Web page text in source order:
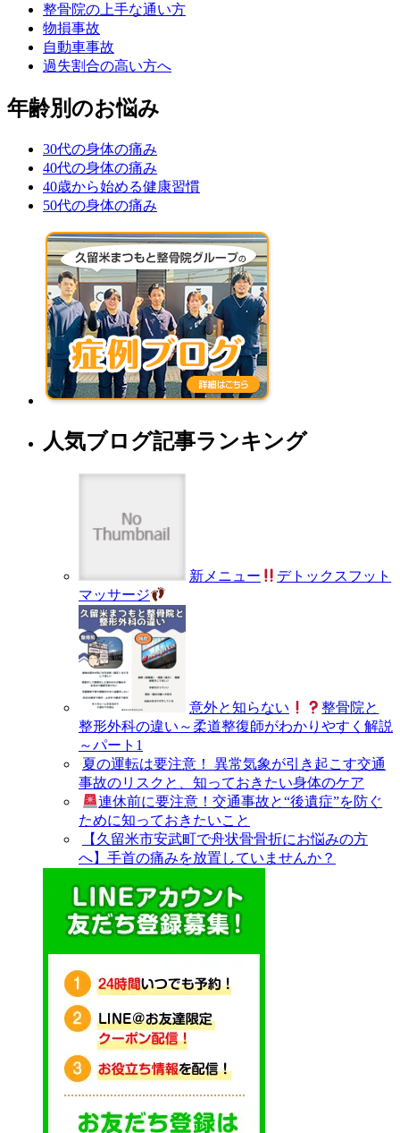
整骨院の上手な通い方
物損事故
自動車事故
過失割合の高い方へ
年齢別のお悩み
30代の身体の痛み
40代の身体の痛み
40歳から始める健康習慣
50代の身体の痛み
人気ブログ記事ランキング
新メニュー
デトックスフット
マッサージ
意外と知らない
整骨院と
整形外科の違い～柔道整復師がわかりやすく解説
～パート1
夏の運転は要注意！ 異常気象が引き起こす交通
事故のリスクと、知っておきたい身体のケア
連休前に要注意！交通事故と“後遺症”を防ぐ
ために知っておきたいこと
【久留米市安武町で舟状骨骨折にお悩みの方
へ】手首の痛みを放置していませんか？